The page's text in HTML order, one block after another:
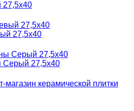
27,5x40
27,5x40
Серый 27,5x40
магазин керамической плитки